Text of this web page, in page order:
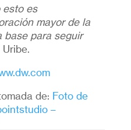
esto es
mayor de la
base para seguir
de: Foto de
–